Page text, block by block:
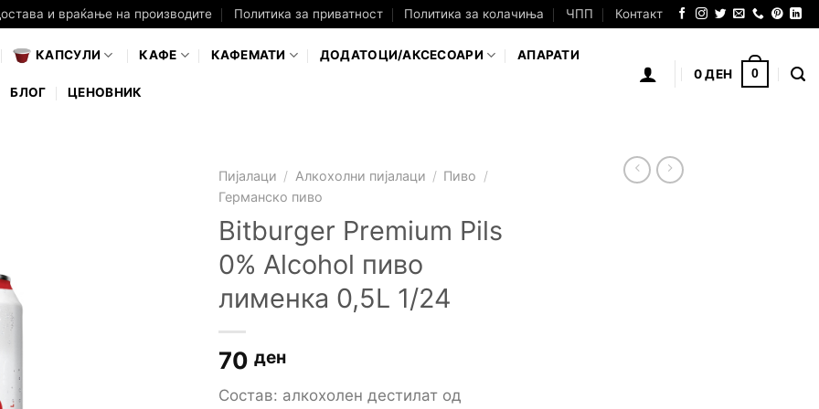
и враќање на производите Политика за приватност Политика за колачиња ЧПП Контакт
КАПСУЛИ КАФЕ КАФЕМАТИ ДОДАТОЦИ/АКСЕСОАРИ АПАРАТИ
БЛОГ ЦЕНОВНИК
0ДЕН 0
Пијалаци / Алкохолни пијалаци / Пиво /
Германско пиво
Bitburger Premium Pils
0% Alcohol пиво
лименка 0,5L 1/24
70 ден
Состав: алкохолен дестилат од